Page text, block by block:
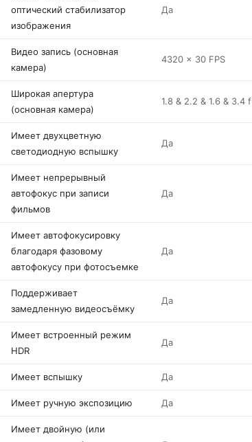
оптический стабилизатор
изображения
Да
Видео запись (основная
камера)
4320 x 30 FPS
Широкая апертура
(основная камера)
1.8 & 2.2 & 1.6 & 3.4 f
Имеет двухцветную
светодиодную вспышку
Да
Имеет непрерывный
автофокус при записи
фильмов
Да
Имеет автофокусировку
благодаря фазовому
автофокусу при фотосъемке
Да
Поддерживает
замедленную видеосъёмку
Да
Имеет встроенный режим
HDR
Да
Имеет вспышку Да
Имеет ручную экспозицию Да
Имеет двойную (или